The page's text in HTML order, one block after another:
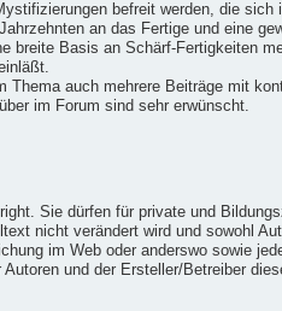
befreit werden, die sich
an das Fertige und eine
breite Basis an Schärf-Fertigkeiten
Thema auch mehrere Beiträge mit
im Forum sind sehr erwünscht.
Sie dürfen für private und
nicht verändert wird und sowohl
im Web oder anderswo sowie
und der Ersteller/Betreiber